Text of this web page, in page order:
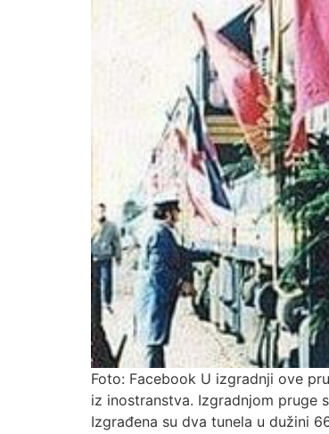
Foto: Facebook U izgradnji ove
iz inostranstva. Izgradnjom pruge
Izgrađena su dva tunela u dužini